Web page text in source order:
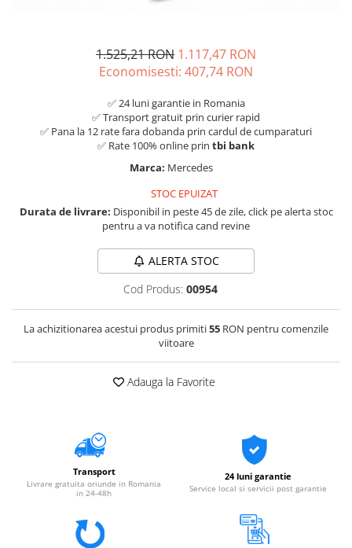
1.525,21 RON 1.117,47 RON
Economisesti: 407,74 RON
✅ 24 luni garantie in Romania
✅ Transport gratuit prin curier rapid
✅ Pana la 12 rate fara dobanda prin cardul de cumparaturi
✅ Rate 100% online prin tbi bank
Marca: Mercedes
STOC EPUIZAT
Durata de livrare: Disponibil in peste 45 de zile, click pe alerta stoc
pentru a va notifica cand revine
ALERTA STOC
Cod Produs: 00954
La achizitionarea acestui produs primiti55 RON pentru comenzile
viitoare
Adauga la Favorite
Transport
Livrare gratuita oriunde in Romania
in 24-48h
24 luni garantie
Service local si servicii post garantie